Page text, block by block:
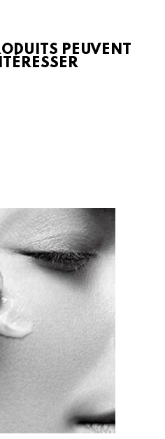
PEUVENT